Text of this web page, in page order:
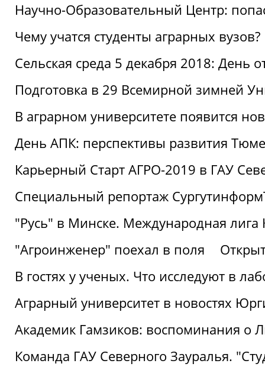
Научно-Образовательный Центр:
Чему учатся студенты аграрных вузов?
Сельская среда 5 декабря 2018: День
Подготовка в 29 Всемирной зимней
В аграрном университете появится
День АПК: перспективы развития
Карьерный Старт АГРО-2019 в ГАУ
Специальный репортаж
"Русь" в Минске. Международная
"Агроинженер" поехал в поля
В гостях у ученых. Что исследуют в
Аграрный университет в новостях
Академик Гамзиков: воспоминания о
Команда ГАУ Северного Зауралья.